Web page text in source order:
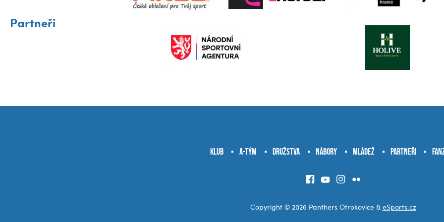
Partneři
Klub A-tým Družstva Nábory Mládež Partneři
Copyright © 2026 Panthers Otrokovice & eSports.cz